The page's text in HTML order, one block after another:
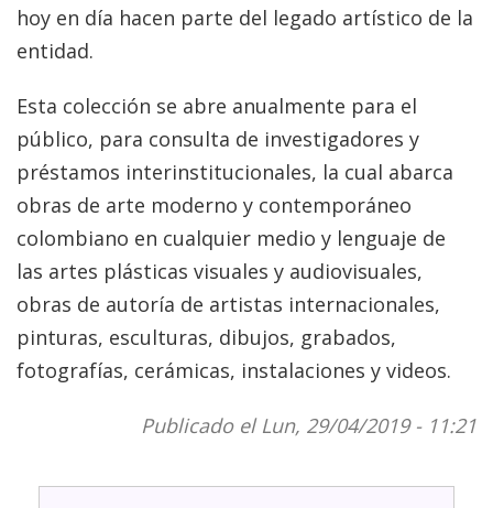
hoy en día hacen parte del legado artístico de la
entidad.
Esta colección se abre anualmente para el
público, para consulta de investigadores y
préstamos interinstitucionales, la cual abarca
obras de arte moderno y contemporáneo
colombiano en cualquier medio y lenguaje de
las artes plásticas visuales y audiovisuales,
obras de autoría de artistas internacionales,
pinturas, esculturas, dibujos, grabados,
fotografías, cerámicas, instalaciones y videos.
Publicado el Lun, 29/04/2019 - 11:21